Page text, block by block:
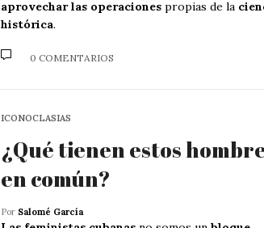
aprovechar las operaciones propias de la
histórica.
0 COMENTARIOS
ICONOCLASIAS
¿Qué tienen estos
en común?
Por Salomé García